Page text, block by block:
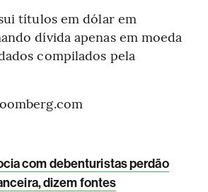
títulos em dólar em
dívida apenas em moeda
compilados pela
com debenturistas perdão
dizem fontes